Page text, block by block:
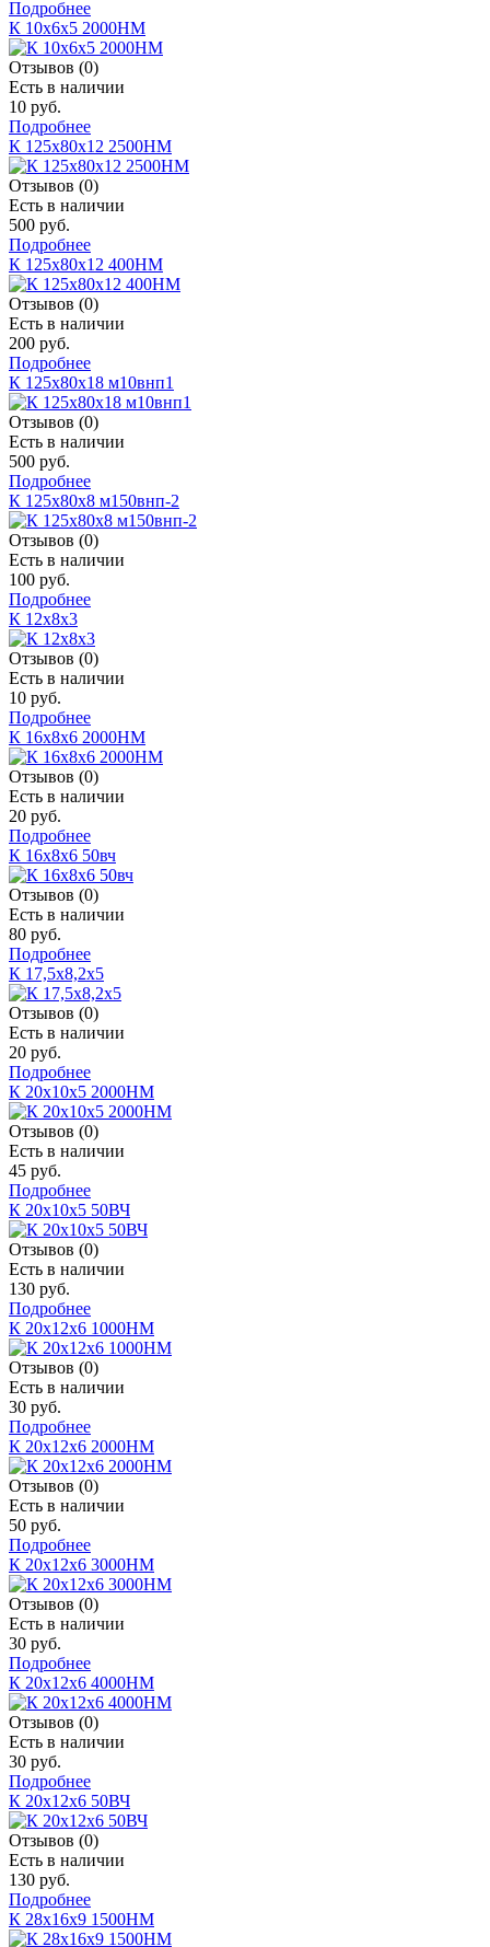
Подробнее
К 10х6х5 2000НМ
Отзывов (0)
Есть в наличии
10 руб.
Подробнее
К 125х80х12 2500НМ
Отзывов (0)
Есть в наличии
500 руб.
Подробнее
К 125х80х12 400НМ
Отзывов (0)
Есть в наличии
200 руб.
Подробнее
К 125х80х18 м10внп1
Отзывов (0)
Есть в наличии
500 руб.
Подробнее
К 125х80х8 м150внп-2
Отзывов (0)
Есть в наличии
100 руб.
Подробнее
К 12х8х3
Отзывов (0)
Есть в наличии
10 руб.
Подробнее
К 16х8х6 2000НМ
Отзывов (0)
Есть в наличии
20 руб.
Подробнее
К 16х8х6 50вч
Отзывов (0)
Есть в наличии
80 руб.
Подробнее
К 17,5х8,2х5
Отзывов (0)
Есть в наличии
20 руб.
Подробнее
К 20х10х5 2000НМ
Отзывов (0)
Есть в наличии
45 руб.
Подробнее
К 20х10х5 50ВЧ
Отзывов (0)
Есть в наличии
130 руб.
Подробнее
К 20х12х6 1000НМ
Отзывов (0)
Есть в наличии
30 руб.
Подробнее
К 20х12х6 2000НМ
Отзывов (0)
Есть в наличии
50 руб.
Подробнее
К 20х12х6 3000НМ
Отзывов (0)
Есть в наличии
30 руб.
Подробнее
К 20х12х6 4000НМ
Отзывов (0)
Есть в наличии
30 руб.
Подробнее
К 20х12х6 50ВЧ
Отзывов (0)
Есть в наличии
130 руб.
Подробнее
К 28х16х9 1500НМ